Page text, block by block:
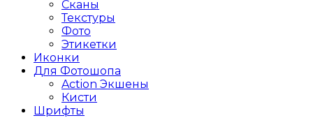
Сканы
Текстуры
Фото
Этикетки
Иконки
Для Фотошопа
Action Экшены
Кисти
Шрифты